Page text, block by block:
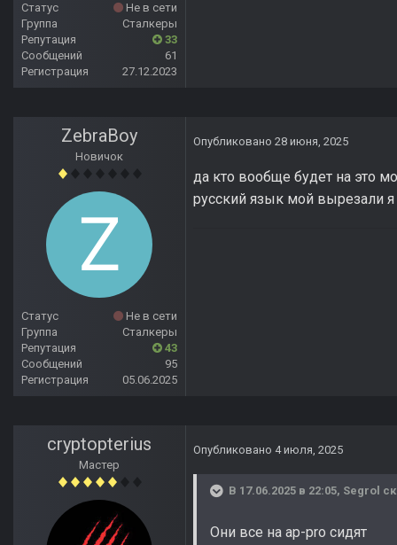
Статус
Не в сети
Группа
Сталкеры
Репутация
33
Сообщений
61
Регистрация
27.12.2023
ZebraBoy
Новичок
Статус
Не в сети
Группа
Сталкеры
Репутация
43
Сообщений
95
Регистрация
05.06.2025
Опубликовано 28 июня, 2025
да кто вообще будет на это
русский язык мой вырезали я
cryptopterius
Мастер
Опубликовано 4 июля, 2025
В 17.06.2025 в 22:05, Segrol
Они все на ap-pro сидят